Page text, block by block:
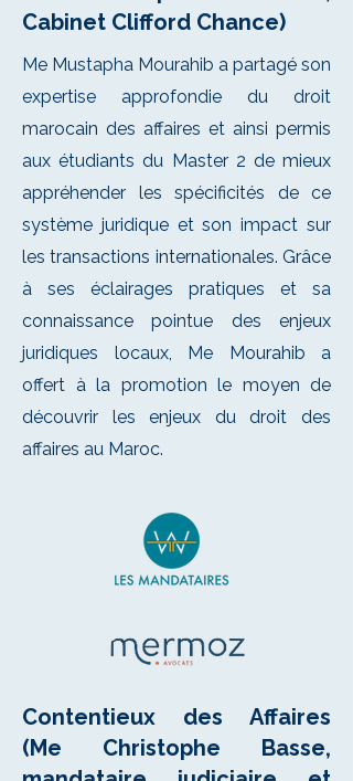
Cabinet Clifford Chance)
Me Mustapha Mourahib a partagé son
expertise approfondie du droit
marocain des affaires et ainsi permis
aux étudiants du Master 2 de mieux
appréhender les spécificités de ce
système juridique et son impact sur
les transactions internationales. Grâce
à ses éclairages pratiques et sa
connaissance pointue des enjeux
juridiques locaux, Me Mourahib a
offert à la promotion le moyen de
découvrir les enjeux du droit des
affaires au Maroc.
Contentieux des Affaires
(Me Christophe Basse,